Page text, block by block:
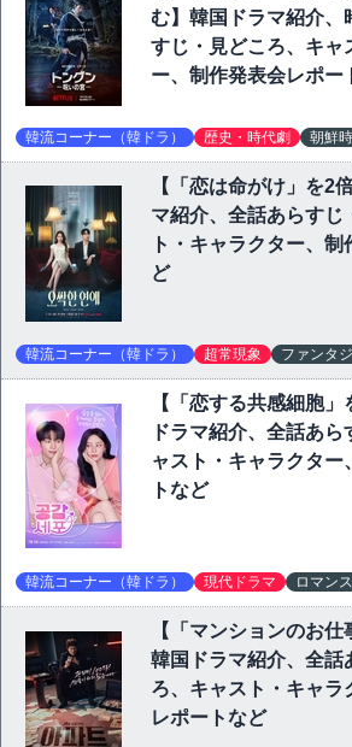
む】韓国ドラマ紹介、
すじ・見どころ、キャ
ー、制作発表会レポー
韓流コーナー（韓ドラ） 歴史・時代劇 朝鮮
【「恋は命がけ」を2
マ紹介、全話あらすじ
ト・キャラクター、
ど
韓流コーナー（韓ドラ） 超常現象 ファンタ
【「恋する共感細胞
ドラマ紹介、全話あ
ャスト・キャラクター
トなど
韓流コーナー（韓ドラ） 現代ドラマ ロマン
【「マンションのお仕
韓国ドラマ紹介、全話
ろ、キャスト・キャラ
レポートなど